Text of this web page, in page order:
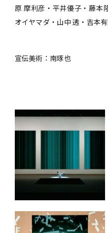
原 摩利彦・平井優子・藤本
オイヤマダ・山中 透・吉本
宣伝美術：南琢也